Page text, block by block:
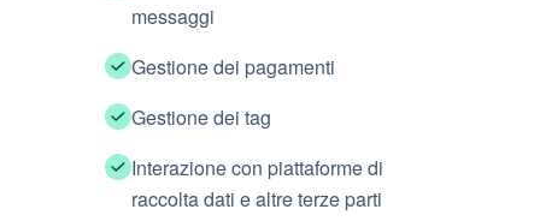
messaggi
Gestione dei pagamenti
Gestione dei tag
Interazione con piattaforme di
raccolta dati e altre terze parti